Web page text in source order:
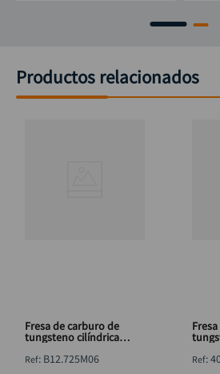
Productos relacionados
Fresa de carburo de
tungsteno cilíndrica
DISCOVER
: B12.725M06 :